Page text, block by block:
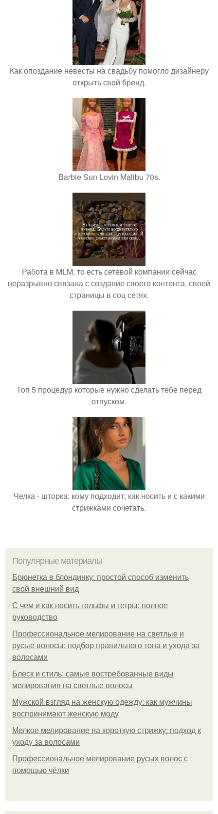
Как опоздание невесты на свадьбу помогло дизайнеру
открыть свой бренд.
Barbie Sun Lovin Malibu 70s.
Работа в MLM, то есть сетевой компании сейчас
неразрывно связана с создание своего контента, своей
страницы в соц сетях.
Топ 5 процедур которые нужно сделать тебе перед
отпуском.
Челка - шторка: кому подходит, как носить и с какими
стрижками сочетать.
Популярные материалы
Брюнетка в блондинку: простой способ изменить
свой внешний вид
С чем и как носить гольфы и гетры: полное
руководство
Профессиональное мелирование на светлые и
русые волосы: подбор правильного тона и ухода за
волосами
Блеск и стиль: самые востребованные виды
мелирования на светлые волосы
Мужской взгляд на женскую одежду: как мужчины
воспринимают женскую моду
Мелкое мелирование на короткую стрижку: подход к
уходу за волосами
Профессиональное мелирование русых волос с
помощью чёлки